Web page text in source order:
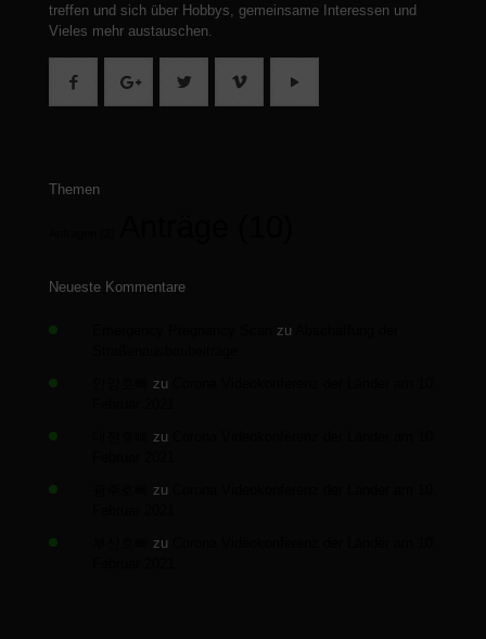
treffen und sich über Hobbys, gemeinsame Interessen und
Vieles mehr austauschen.
Themen
Neueste Kommentare
zu
zu
zu
zu
zu